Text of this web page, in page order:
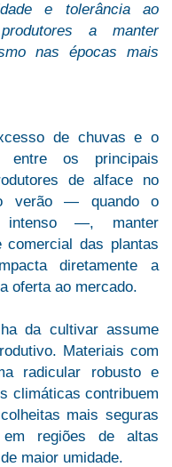
e tolerância ao
a manter
nas épocas mais
de chuvas e o
entre os principais
de alface no
verão — quando o
—, manter
comercial das plantas
diretamente a
oferta ao mercado.
da cultivar assume
Materiais com
radicular robusto e
climáticas contribuem
mais seguras
regiões de altas
maior umidade.